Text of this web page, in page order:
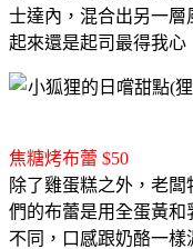
士達內，混合出另一層
起來還是起司最得我心
焦糖烤布蕾 $50
除了雞蛋糕之外，老闆
們的布蕾是用全蛋黃
不同， 口感跟奶酪一